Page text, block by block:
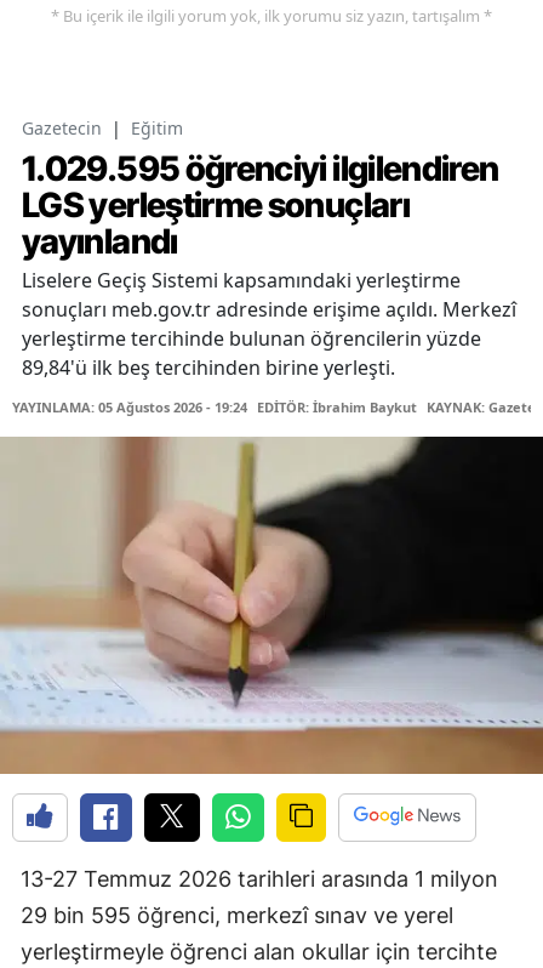
* Bu içerik ile ilgili yorum yok, ilk yorumu siz yazın, tartışalım *
Gazetecin | Eğitim
1.029.595 öğrenciyi ilgilendiren
LGS yerleştirme sonuçları
yayınlandı
Liselere Geçiş Sistemi kapsamındaki yerleştirme
sonuçları meb.gov.tr adresinde erişime açıldı. Merkezî
yerleştirme tercihinde bulunan öğrencilerin yüzde
89,84'ü ilk beş tercihinden birine yerleşti.
YAYINLAMA: 05 Ağustos 2026 - 19:24 EDİTÖR: İbrahim Baykut KAYNAK:
13-27 Temmuz 2026 tarihleri arasında 1 milyon
29 bin 595 öğrenci, merkezî sınav ve yerel
yerleştirmeyle öğrenci alan okullar için tercihte